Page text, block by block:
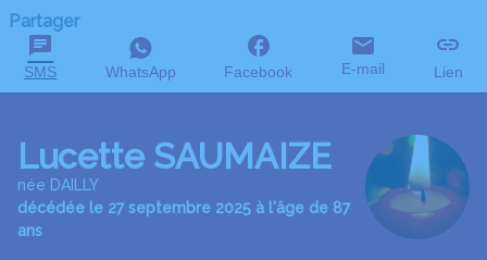
Partager
SMS WhatsApp Facebook E-mail Lien
Lucette SAUMAIZE
née DAILLY
décédée le 27 septembre 2025 à l'âge de 87
ans